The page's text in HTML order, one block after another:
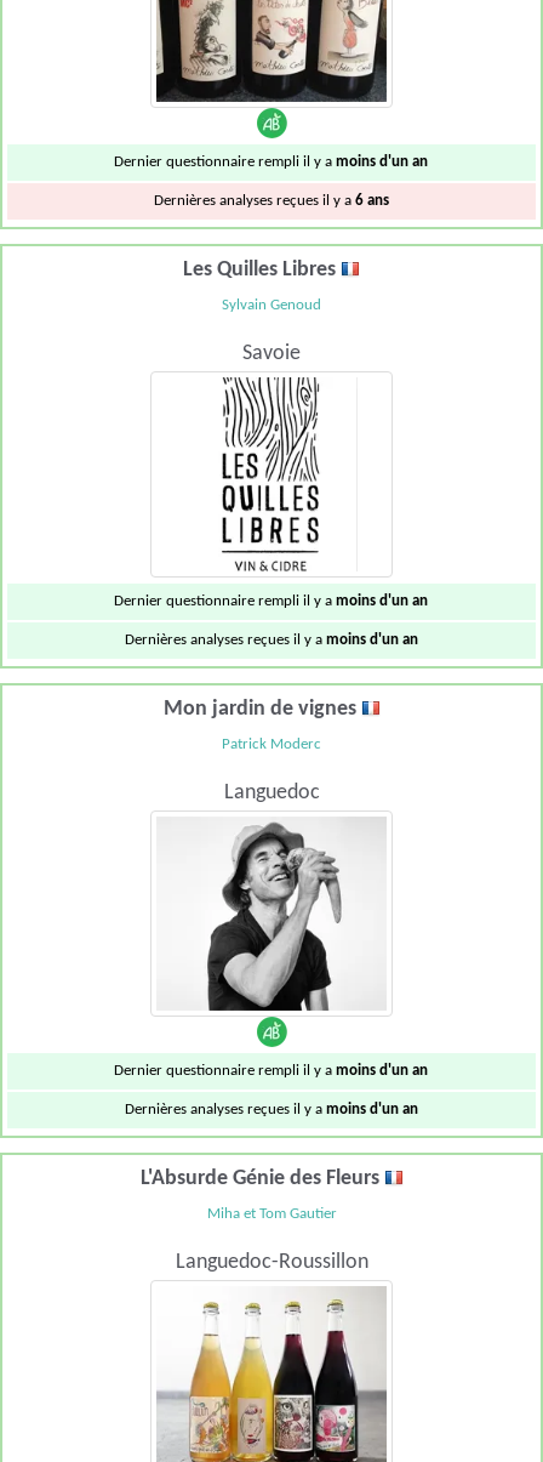
Dernier questionnaire rempli il y amoins d'un an
Dernières analyses reçues il y a 6 ans
Les Quilles Libres
Sylvain Genoud
Savoie
Dernier questionnaire rempli il y amoins d'un an
Dernières analyses reçues il y a moins d'un an
Mon jardin de vignes
Patrick Moderc
Languedoc
Dernier questionnaire rempli il y amoins d'un an
Dernières analyses reçues il y a moins d'un an
L'Absurde Génie des Fleurs
Miha et Tom Gautier
Languedoc-Roussillon